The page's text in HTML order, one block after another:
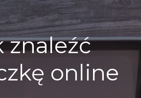
znaleźć
online